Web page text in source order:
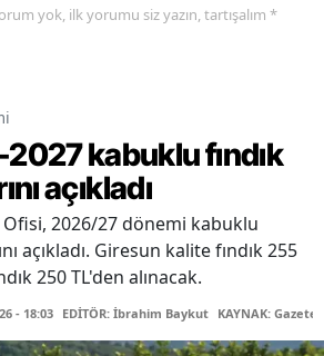
yok, ilk yorumu siz yazın, tartışalım *
kabuklu fındık
açıkladı
2026/27 dönemi kabuklu
açıkladı. Giresun kalite fındık 255
250 TL'den alınacak.
- 18:03 EDİTÖR: İbrahim Baykut KAYNAK: